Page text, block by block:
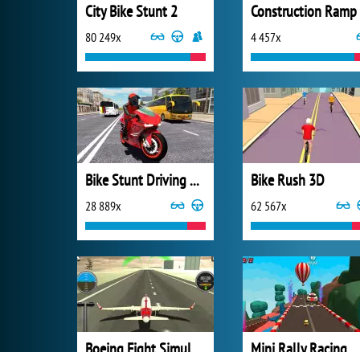
City Bike Stunt 2
80 249x 4 457x
Bike Stunt Driving Simulator 3D
28 889x
Bike Rush 3D
62 567x